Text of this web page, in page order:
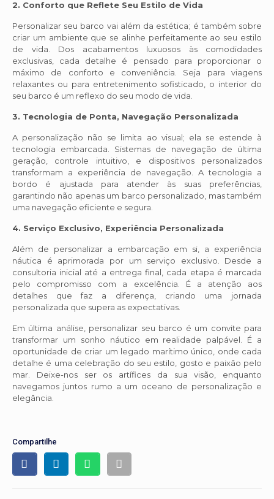
2. Conforto que Reflete Seu Estilo de Vida
Personalizar seu barco vai além da estética; é também sobre
criar um ambiente que se alinhe perfeitamente ao seu estilo
de vida. Dos acabamentos luxuosos às comodidades
exclusivas, cada detalhe é pensado para proporcionar o
máximo de conforto e conveniência. Seja para viagens
relaxantes ou para entretenimento sofisticado, o interior do
seu barco é um reflexo do seu modo de vida.
3. Tecnologia de Ponta, Navegação Personalizada
A personalização não se limita ao visual; ela se estende à
tecnologia embarcada. Sistemas de navegação de última
geração, controle intuitivo, e dispositivos personalizados
transformam a experiência de navegação. A tecnologia a
bordo é ajustada para atender às suas preferências,
garantindo não apenas um barco personalizado, mas também
uma navegação eficiente e segura.
4. Serviço Exclusivo, Experiência Personalizada
Além de personalizar a embarcação em si, a experiência
náutica é aprimorada por um serviço exclusivo. Desde a
consultoria inicial até a entrega final, cada etapa é marcada
pelo compromisso com a excelência. É a atenção aos
detalhes que faz a diferença, criando uma jornada
personalizada que supera as expectativas.
Em última análise, personalizar seu barco é um convite para
transformar um sonho náutico em realidade palpável. É a
oportunidade de criar um legado marítimo único, onde cada
detalhe é uma celebração do seu estilo, gosto e paixão pelo
mar. Deixe-nos ser os artífices da sua visão, enquanto
navegamos juntos rumo a um oceano de personalização e
elegância.
Compartilhe